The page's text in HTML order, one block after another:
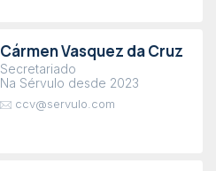
Cármen Vasquez da Cruz
Secretariado
Na Sérvulo desde 2023
ccv@servulo.com